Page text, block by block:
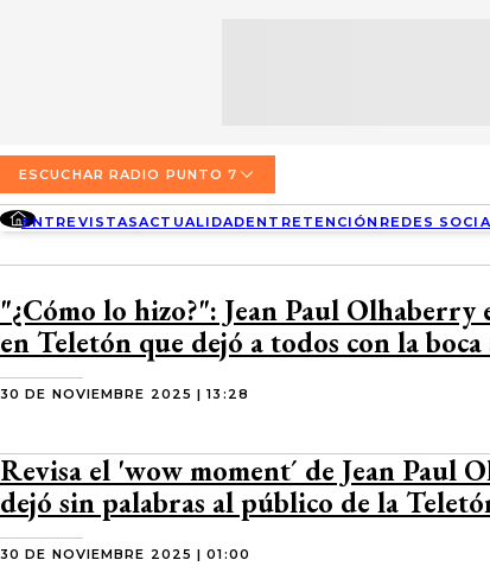
ACTUALIDAD
ENTRETENCIÓN
SOCIEDAD
CONCEPCIÓN
TEMUCO
VALDIVIA
PUERTO MONTT
QUIÉNES SOMOS
DIRECCIONES
CONTACTO COMERCIAL
TARIFAS POLÍTICAS PÁGINA 7
TARIFAS POLÍTICAS RADIO PUNTO 7
POLÍTICA DE PRIVACIDAD
ESCUCHAR RADIO PUNTO 7
ENTREVISTASACTUALIDADENTRETENCIÓN REDES
"¿Cómo lo hizo?": Jean Paul
en Teletón que dejó a todos con la
30 DE NOVIEMBRE 2025 | 13:28
Revisa el 'wow moment´ de Jean Paul
dejó sin palabras al público de la
30 DE NOVIEMBRE 2025 | 01:00